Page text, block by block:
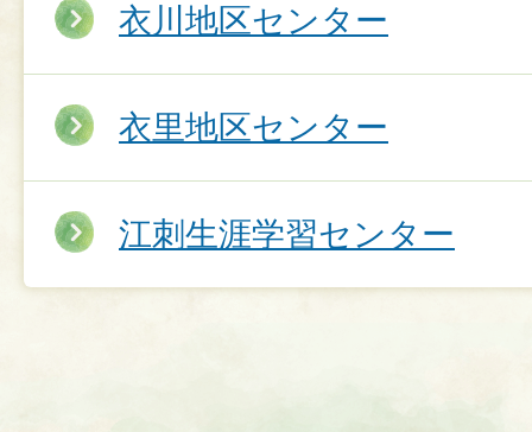
衣川地区センター
衣里地区センター
江刺生涯学習センター